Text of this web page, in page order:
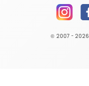
© 2007 - 2026